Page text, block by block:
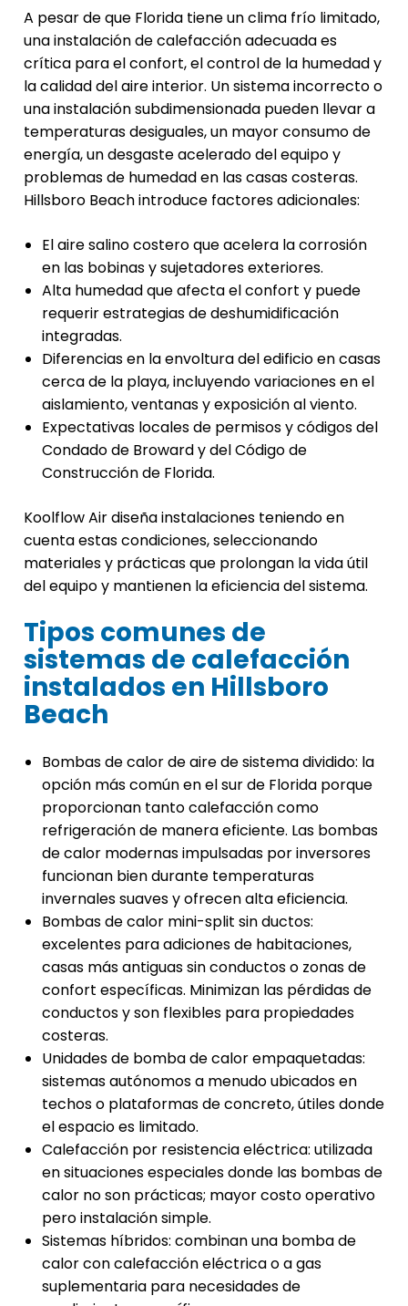
A pesar de que Florida tiene un clima frío limitado,
una instalación de calefacción adecuada es
crítica para el confort, el control de la humedad y
la calidad del aire interior. Un sistema incorrecto o
una instalación subdimensionada pueden llevar a
temperaturas desiguales, un mayor consumo de
energía, un desgaste acelerado del equipo y
problemas de humedad en las casas costeras.
Hillsboro Beach introduce factores adicionales:
El aire salino costero que acelera la corrosión
en las bobinas y sujetadores exteriores.
Alta humedad que afecta el confort y puede
requerir estrategias de deshumidificación
integradas.
Diferencias en la envoltura del edificio en casas
cerca de la playa, incluyendo variaciones en el
aislamiento, ventanas y exposición al viento.
Expectativas locales de permisos y códigos del
Condado de Broward y del Código de
Construcción de Florida.
Koolflow Air diseña instalaciones teniendo en
cuenta estas condiciones, seleccionando
materiales y prácticas que prolongan la vida útil
del equipo y mantienen la eficiencia del sistema.
Tipos comunes de
sistemas de calefacción
instalados en Hillsboro
Beach
Bombas de calor de aire de sistema dividido: la
opción más común en el sur de Florida porque
proporcionan tanto calefacción como
refrigeración de manera eficiente. Las bombas
de calor modernas impulsadas por inversores
funcionan bien durante temperaturas
invernales suaves y ofrecen alta eficiencia.
Bombas de calor mini-split sin ductos:
excelentes para adiciones de habitaciones,
casas más antiguas sin conductos o zonas de
confort específicas. Minimizan las pérdidas de
conductos y son flexibles para propiedades
costeras.
Unidades de bomba de calor empaquetadas:
sistemas autónomos a menudo ubicados en
techos o plataformas de concreto, útiles donde
el espacio es limitado.
Calefacción por resistencia eléctrica: utilizada
en situaciones especiales donde las bombas de
calor no son prácticas; mayor costo operativo
pero instalación simple.
Sistemas híbridos: combinan una bomba de
calor con calefacción eléctrica o a gas
suplementaria para necesidades de